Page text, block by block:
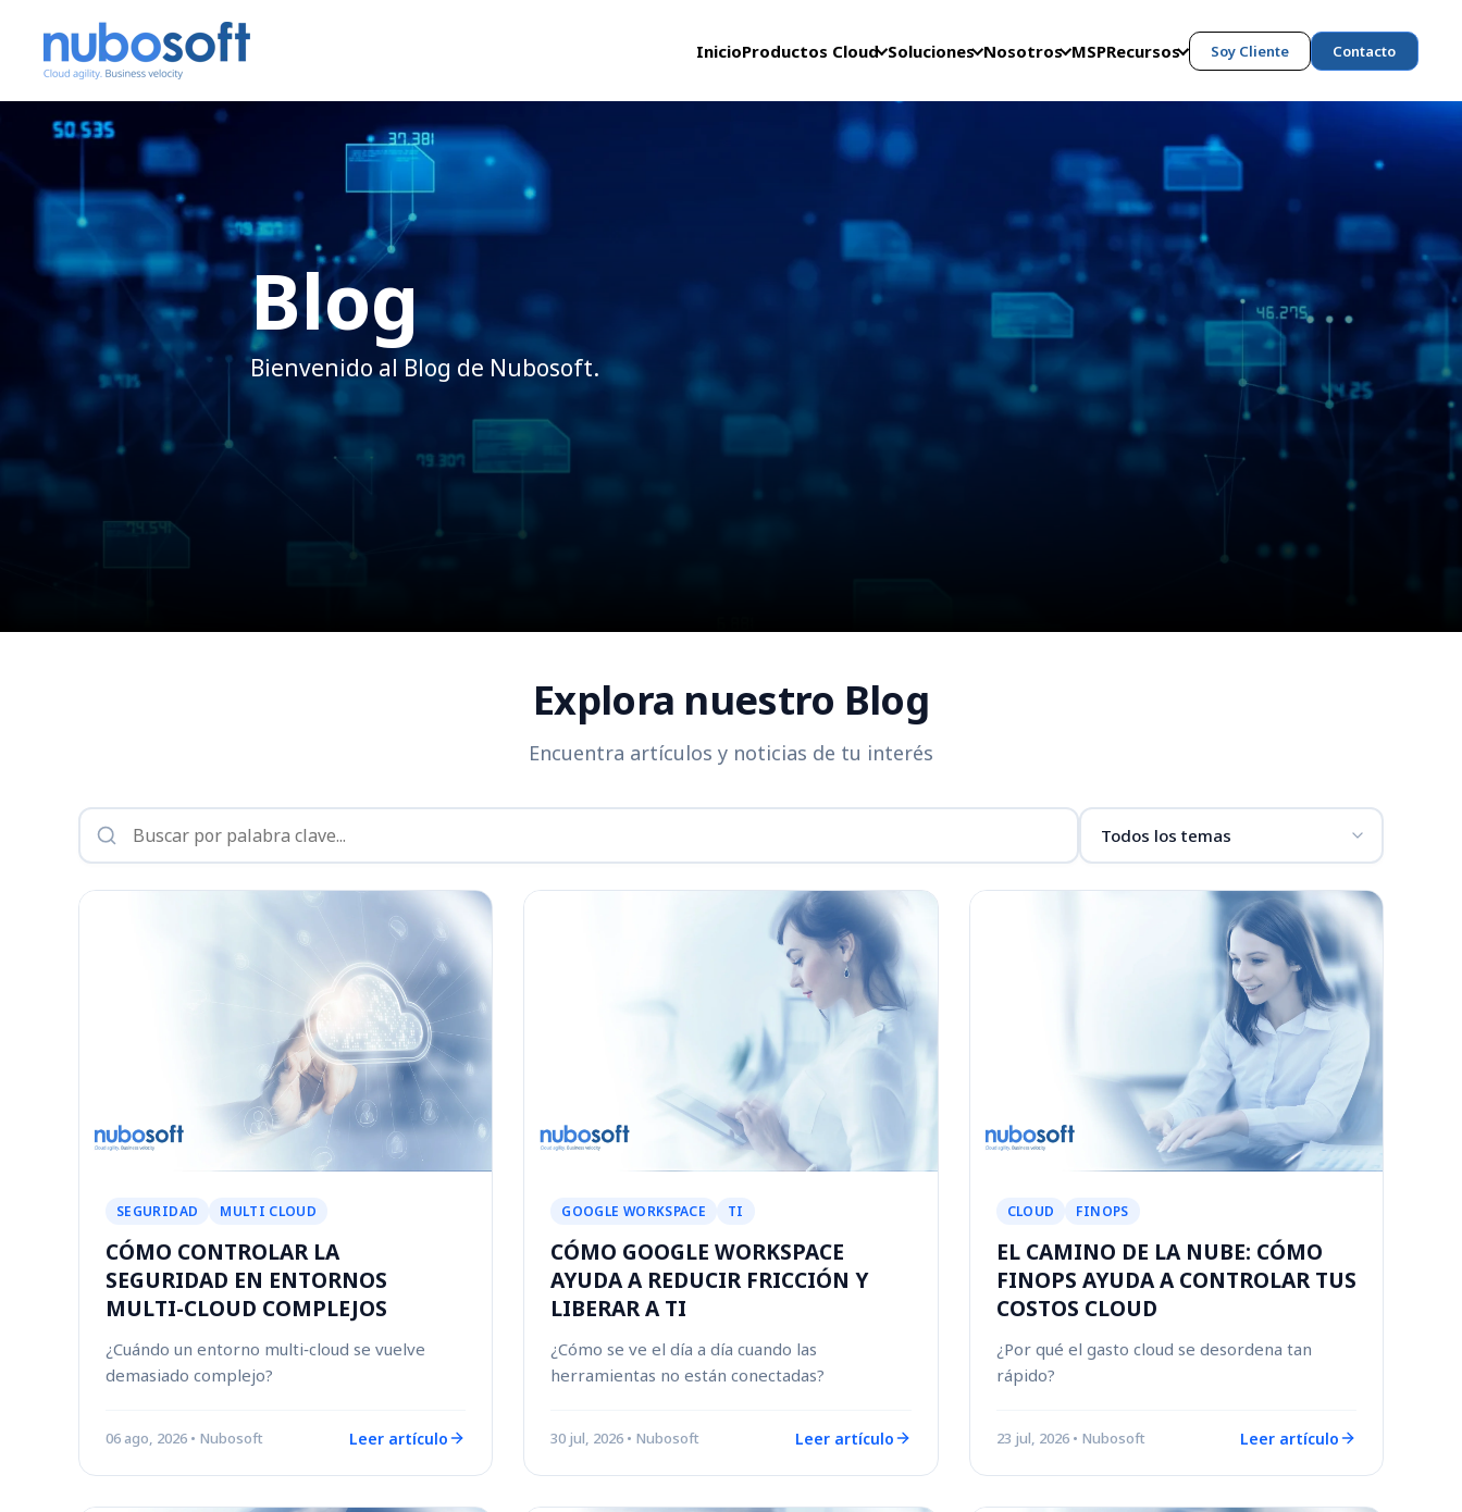
InicioProductos Cloud Soluciones Nosotros MSPRecursos Soy Cliente Contacto
Blog
Bienvenido al Blog de Nubosoft.
Explora nuestro Blog
Encuentra artículos y noticias de tu interés
SEGURIDAD MULTI CLOUD
CÓMO CONTROLAR LA
SEGURIDAD EN ENTORNOS
MULTI-CLOUD COMPLEJOS
¿Cuándo un entorno multi‑cloud se vuelve
demasiado complejo?
06 ago, 2026 • Nubosoft Leer artículo
GOOGLE WORKSPACE TI
CÓMO GOOGLE WORKSPACE
AYUDA A REDUCIR FRICCIÓN Y
LIBERAR A TI
¿Cómo se ve el día a día cuando las
herramientas no están conectadas?
30 jul, 2026 • Nubosoft Leer artículo
CLOUD FINOPS
EL CAMINO DE LA NUBE: CÓMO
FINOPS AYUDA A CONTROLAR TUS
COSTOS CLOUD
¿Por qué el gasto cloud se desordena tan
rápido?
23 jul, 2026 • Nubosoft Leer artículo